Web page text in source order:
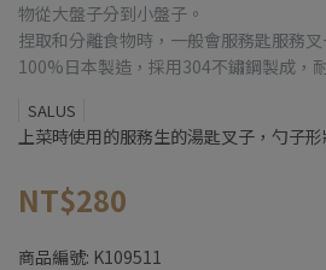
物從大盤子分到小盤子。
捏取和分離食物時，一般會服務匙服務叉
100%日本製造，採用304不鏽鋼製成，
SALUS
上菜時使用的服務生的湯匙叉子，勺子
NT$280
商品編號: K109511